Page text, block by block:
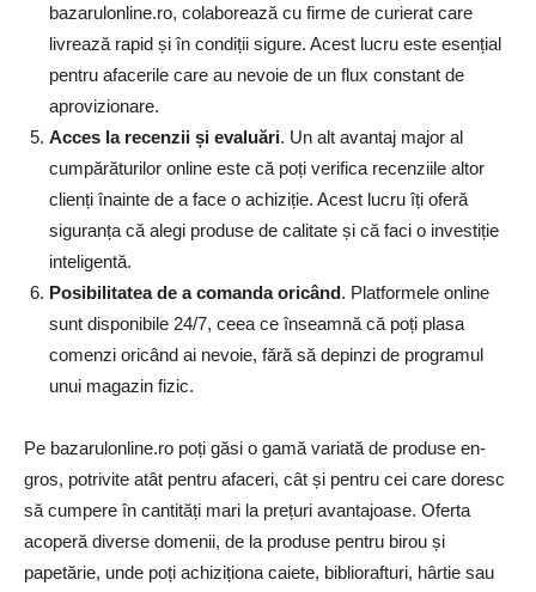
bazarulonline.ro, colaborează cu firme de curierat care
livrează rapid și în condiții sigure. Acest lucru este esențial
pentru afacerile care au nevoie de un flux constant de
aprovizionare.
Acces la recenzii și evaluări. Un alt avantaj major al
cumpărăturilor online este că poți verifica recenziile altor
clienți înainte de a face o achiziție. Acest lucru îți oferă
siguranța că alegi produse de calitate și că faci o investiție
inteligentă.
Posibilitatea de a comanda oricând. Platformele online
sunt disponibile 24/7, ceea ce înseamnă că poți plasa
comenzi oricând ai nevoie, fără să depinzi de programul
unui magazin fizic.
Pe bazarulonline.ro poți găsi o gamă variată de produse en-
gros, potrivite atât pentru afaceri, cât și pentru cei care doresc
să cumpere în cantități mari la prețuri avantajoase. Oferta
acoperă diverse domenii, de la produse pentru birou și
papetărie, unde poți achiziționa caiete, bibliorafturi, hârtie sau